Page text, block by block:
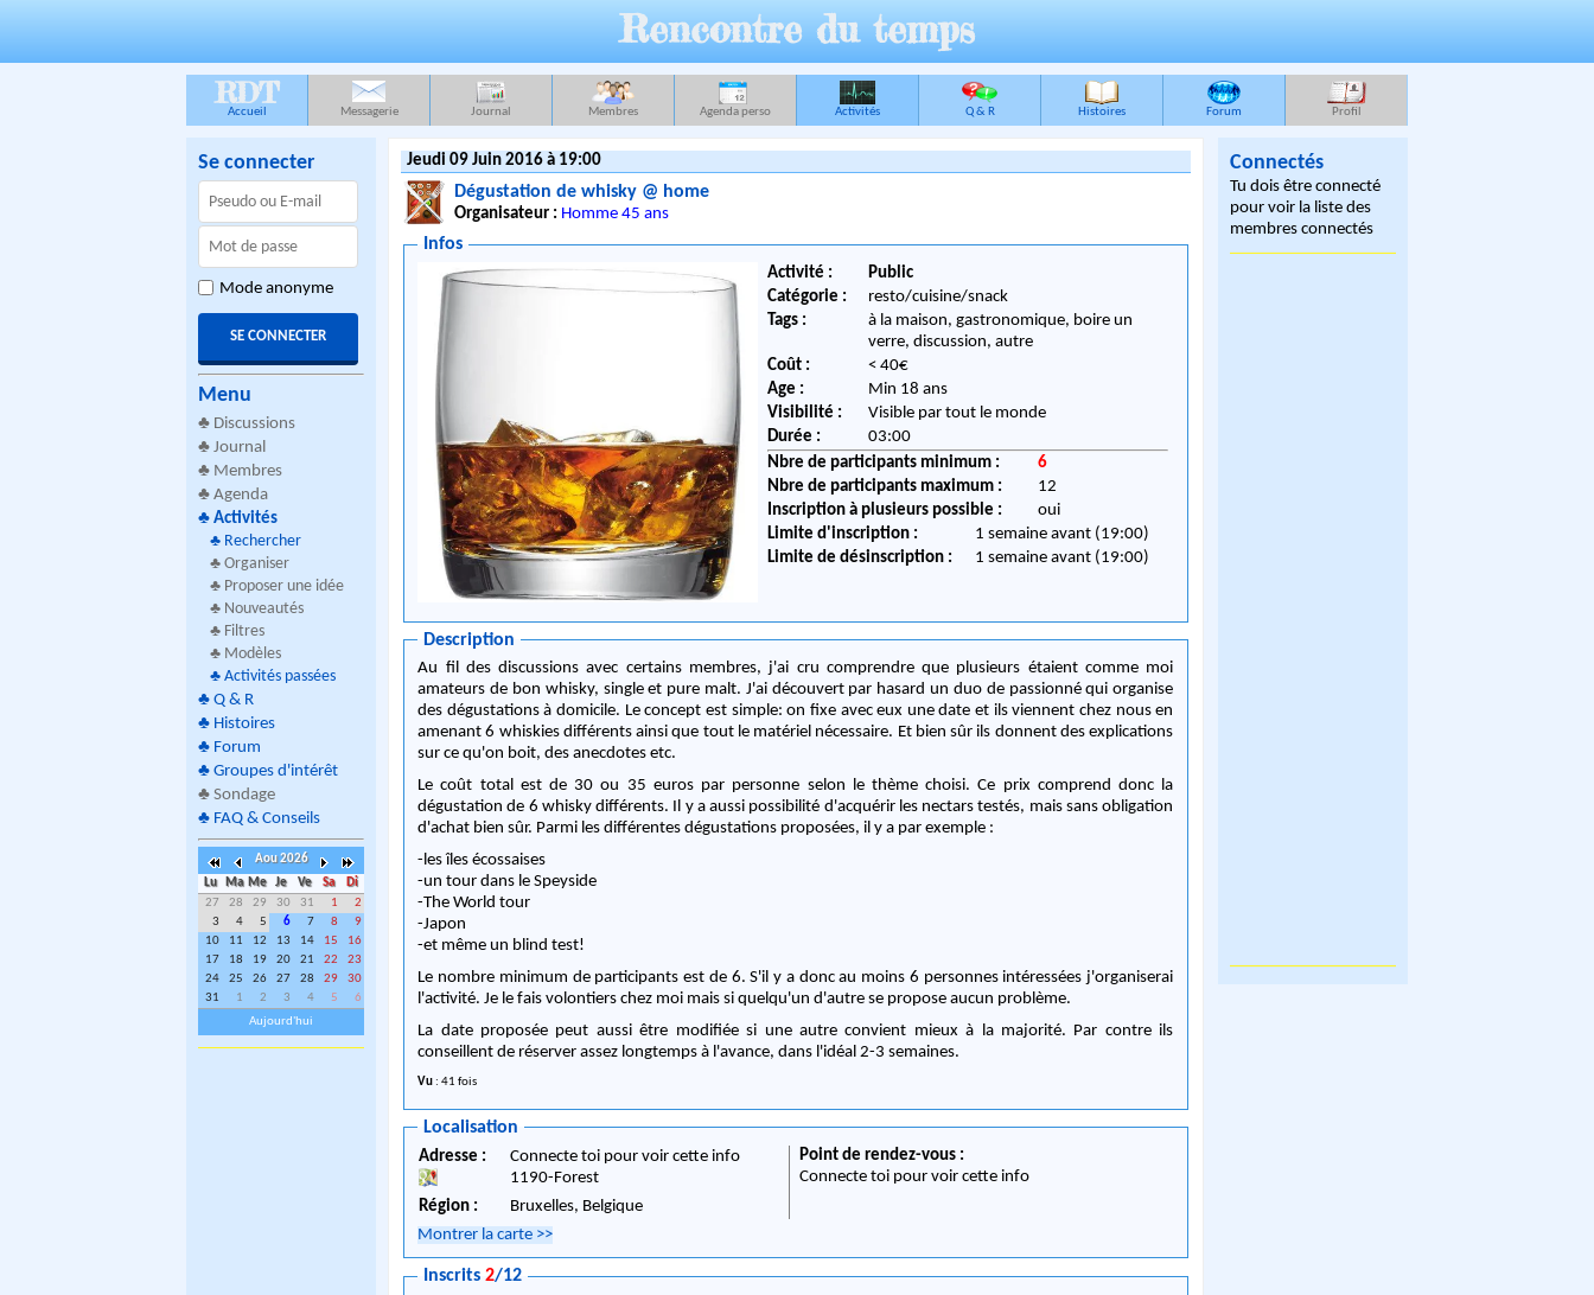
Rencontre du temps
RDT
Accueil Messagerie Journal Membres Agenda perso Activités Q & R Histoires Forum Profil
Se connecter
Mode anonyme
Menu
♣ Discussions
♣ Journal
♣ Membres
♣ Agenda
♣ Activités
♣ Rechercher
♣ Organiser
♣ Proposer une idée
♣ Nouveautés
♣ Filtres
♣ Modèles
♣ Activités passées
♣ Q & R
♣ Histoires
♣ Forum
♣ Groupes d'intérêt
♣ Sondage
♣ FAQ & Conseils
Aou 2026
Lu
Ma Me Je Ve Sa
Di
27
28 29 30 31 1
2
3
4 5 6 7 8
9
10
11 12 13 14 15
16
17
18 19 20 21 22
23
24
25 26 27 28 29
30
31
1 2 3 4 5
6
Aujourd'hui
Jeudi 09 Juin 2016 à 19:00
Dégustation de whisky @ home
Organisateur : Homme 45 ans
Infos
Activité :
Public
Catégorie :
resto/cuisine/snack
Tags :
à la maison, gastronomique, boire un
verre, discussion, autre
Coût :
< 40€
Age :
Min 18 ans
Visibilité :
Visible par tout le monde
Durée :
03:00
Nbre de participants minimum :
6
Nbre de participants maximum :
12
Inscription à plusieurs possible :
oui
Limite d'inscription :
1 semaine avant (19:00)
Limite de désinscription :
1 semaine avant (19:00)
Description
Au fil des discussions avec certains membres, j'ai cru comprendre que plusieurs étaient comme moi
amateurs de bon whisky, single et pure malt. J'ai découvert par hasard un duo de passionné qui organise
des dégustations à domicile. Le concept est simple: on fixe avec eux une date et ils viennent chez nous en
amenant 6 whiskies différents ainsi que tout le matériel nécessaire. Et bien sûr ils donnent des explications
sur ce qu'on boit, des anecdotes etc.
Le coût total est de 30 ou 35 euros par personne selon le thème choisi. Ce prix comprend donc la
dégustation de 6 whisky différents. Il y a aussi possibilité d'acquérir les nectars testés, mais sans obligation
d'achat bien sûr. Parmi les différentes dégustations proposées, il y a par exemple :
-les îles écossaises
-un tour dans le Speyside
-The World tour
-Japon
-et même un blind test!
Le nombre minimum de participants est de 6. S'il y a donc au moins 6 personnes intéressées j'organiserai
l'activité. Je le fais volontiers chez moi mais si quelqu'un d'autre se propose aucun problème.
La date proposée peut aussi être modifiée si une autre convient mieux à la majorité. Par contre ils
conseillent de réserver assez longtemps à l'avance, dans l'idéal 2-3 semaines.
Vu : 41 fois
Localisation
Adresse :
Connecte toi pour voir cette info
1190-Forest
Région :
Bruxelles, Belgique
Point de rendez-vous :
Connecte toi pour voir cette info
Montrer la carte >>
Inscrits2/12
Connectés
Tu dois être connecté
pour voir la liste des
membres connectés